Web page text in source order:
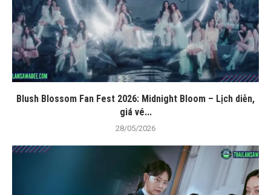
Blush Blossom Fan Fest 2026: Midnight Bloom – Lịch diễn,
giá vé...
28/05/2026